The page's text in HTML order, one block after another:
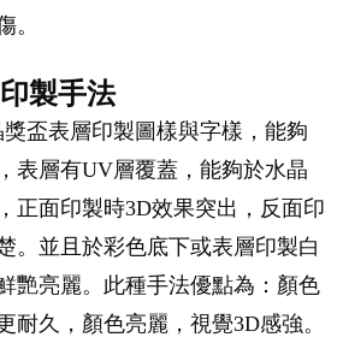
。
製手法
盃表層印製圖樣與字樣，能夠
表層有UV層覆蓋，能夠於水晶
正面印製時3D效果突出，反面印
。並且於彩色底下或表層印製白
艷亮麗。此種手法優點為：顏色
耐久，顏色亮麗，視覺3D感強。